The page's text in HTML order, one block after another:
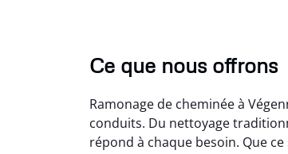
Ce que nous offrons
Ramonage de cheminée à
conduits. Du nettoyage
répond à chaque besoin. Que